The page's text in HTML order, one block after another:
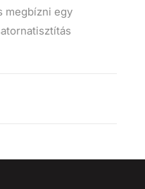
megbízni egy